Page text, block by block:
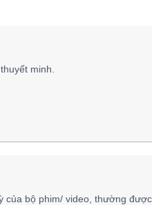
minh.
của bộ phim/ video, thường